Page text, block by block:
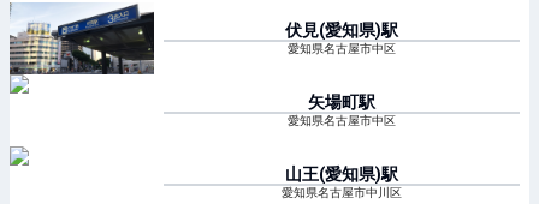
伏見(愛知県)駅
愛知県名古屋市中区
矢場町駅
愛知県名古屋市中区
山王(愛知県)駅
愛知県名古屋市中川区